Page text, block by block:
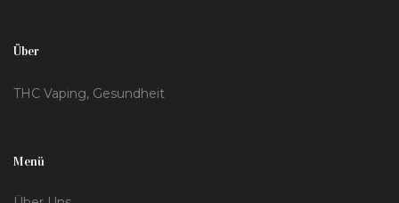
Über
THC Vaping, Gesundheit
Menü